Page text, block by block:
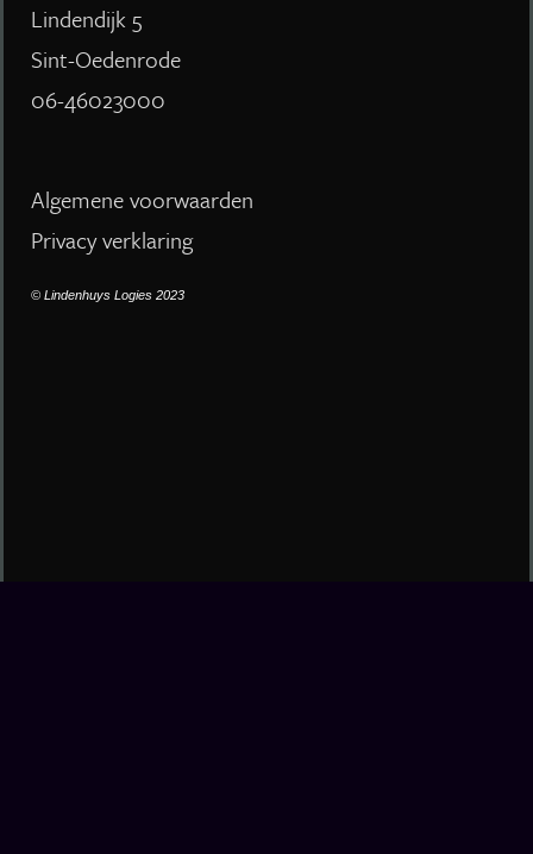
Lindendijk 5
Sint-Oedenrode
06-46023000
Algemene voorwaarden
Privacy verklaring
© Lindenhuys Logies 2023